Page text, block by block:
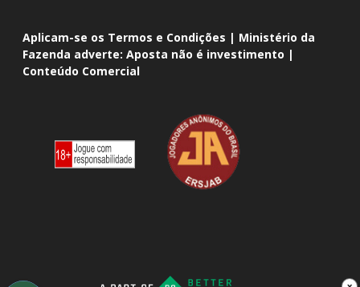
Aplicam-se os Termos e Condições | Ministério da
Fazenda adverte: Aposta não é investimento |
Conteúdo Comercial